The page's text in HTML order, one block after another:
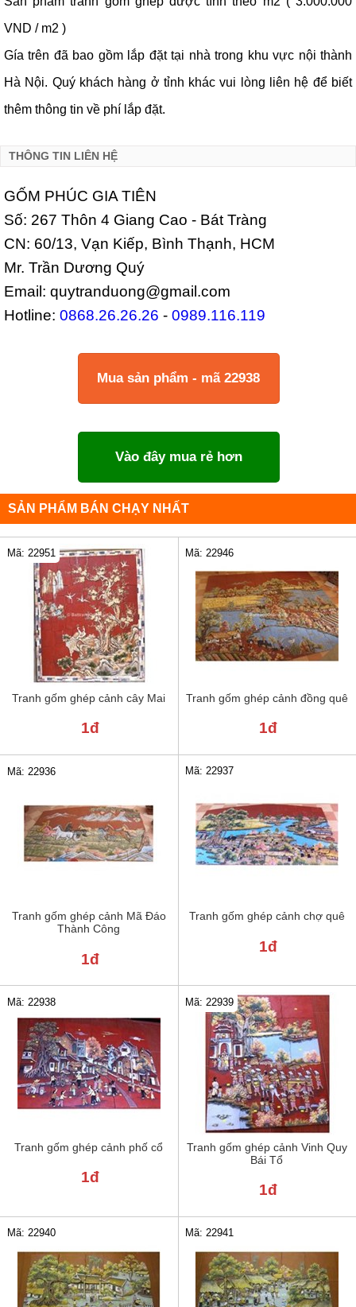
VND / m2 )
Gía trên đã bao gồm lắp đặt tại nhà trong khu vực nội thành
Hà Nội. Quý khách hàng ở tỉnh khác vui lòng liên hệ để biết
thêm thông tin về phí lắp đặt.
THÔNG TIN LIÊN HỆ
GỐM PHÚC GIA TIÊN
Số: 267 Thôn 4 Giang Cao - Bát Tràng
CN: 60/13, Vạn Kiếp, Bình Thạnh, HCM
Mr. Trần Dương Quý
Email: quytranduong@gmail.com
Hotline: 0868.26.26.26 - 0989.116.119
Mua sản phẩm - mã 22938
Vào đây mua rẻ hơn
SẢN PHẨM BÁN CHẠY NHẤT
Tranh gốm ghép cảnh cây Mai
Mã: 22951
1đ
Tranh gốm ghép cảnh đồng quê
Mã: 22946
1đ
Tranh gốm ghép cảnh Mã Đáo
Thành Công
Mã: 22936
1đ
Tranh gốm ghép cảnh chợ quê
Mã: 22937
1đ
Tranh gốm ghép cảnh phố cổ
Mã: 22938
1đ
Tranh gốm ghép cảnh Vinh Quy
Bái Tổ
Mã: 22939
1đ
Mã: 22940 Mã: 22941